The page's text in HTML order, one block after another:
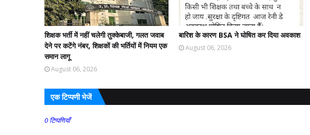
शिक्षक भर्ती में नहीं चलेगी तुक्केबाजी, गलत जवाब
देने पर कटेंगे नंबर, शिक्षकों की भर्तियों में नियम एक
समान लागू
August 06, 2026
बारिश के कारण BSA ने घोषित कर दिया अवकाश
August 06, 2026
एक टिप्पणी भेजें
0 टिप्पणियाँ